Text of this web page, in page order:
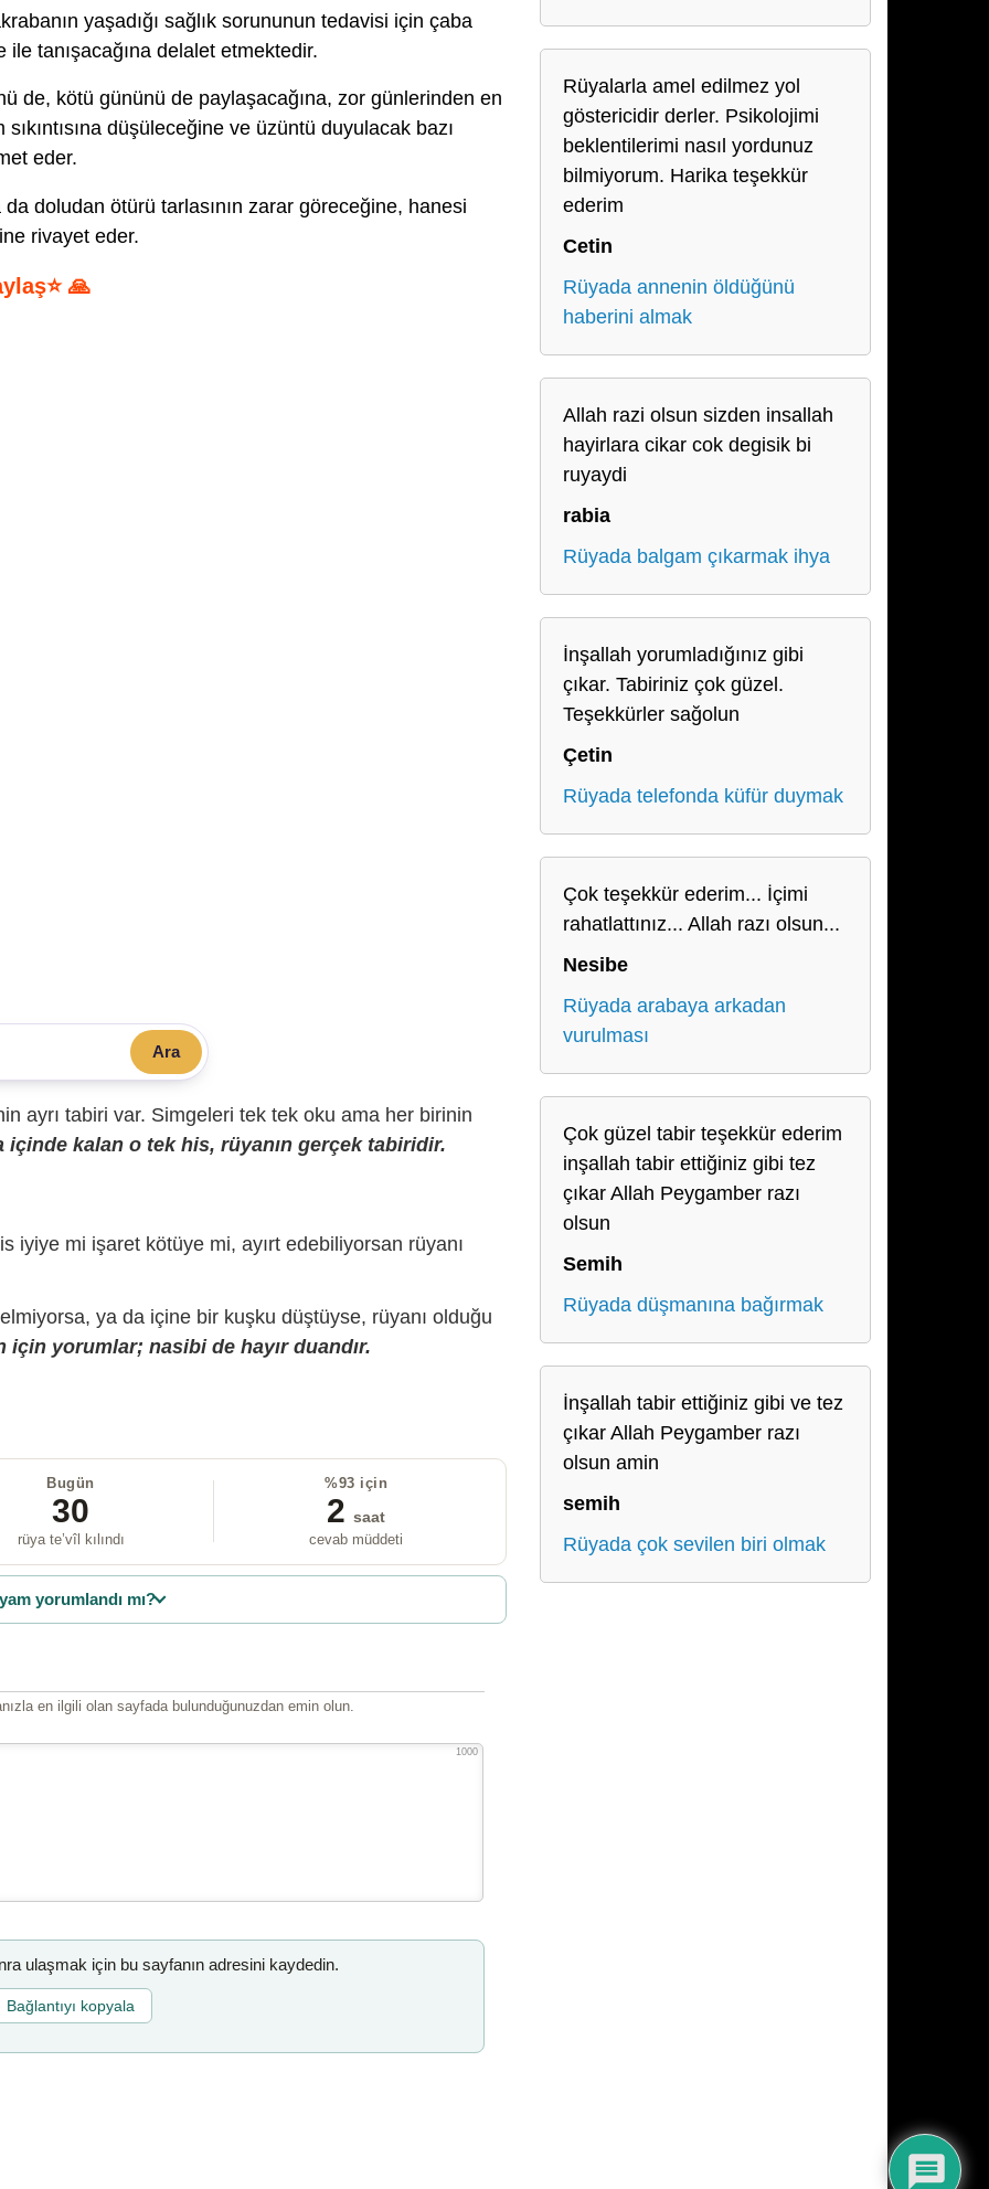
yaşadığı sağlık sorununun tedavisi için çaba
tanışacağına delalet etmektedir.
de, kötü gününü de paylaşacağına, zor günlerinden en
düşüleceğine ve üzüntü duyulacak bazı
eder.
da doludan ötürü tarlasının zarar göreceğine, hanesi
rivayet eder.
🙏
Ara
ayrı tabiri var. Simgeleri tek tek oku ama her birinin
içinde kalan o tek his, rüyanın gerçek tabiridir.
iyiye mi işaret kötüye mi, ayırt edebiliyorsan rüyanı
ya da içine bir kuşku düştüyse, rüyanı olduğu
yorumlar; nasibi de hayır duandır.
Bugün
30
rüya te’vîl kılındı
%93 için
2 saat
cevab müddeti
yorumlandı mı?
en ilgili olan sayfada bulunduğunuzdan emin olun.
1000
ulaşmak için bu sayfanın adresini kaydedin.
Bağlantıyı kopyala
Rüyalarla amel edilmez yol
göstericidir derler. Psikolojimi
beklentilerimi nasıl yordunuz
bilmiyorum. Harika teşekkür
ederim
Cetin
Rüyada annenin öldüğünü
haberini almak
Allah razi olsun sizden insallah
hayirlara cikar cok degisik bi
ruyaydi
rabia
Rüyada balgam çıkarmak ihya
İnşallah yorumladığınız gibi
çıkar. Tabiriniz çok güzel.
Teşekkürler sağolun
Çetin
Rüyada telefonda küfür duymak
Çok teşekkür ederim... İçimi
rahatlattınız... Allah razı olsun...
Nesibe
Rüyada arabaya arkadan
vurulması
Çok güzel tabir teşekkür ederim
inşallah tabir ettiğiniz gibi tez
çıkar Allah Peygamber razı
olsun
Semih
Rüyada düşmanına bağırmak
İnşallah tabir ettiğiniz gibi ve tez
çıkar Allah Peygamber razı
olsun amin
semih
Rüyada çok sevilen biri olmak